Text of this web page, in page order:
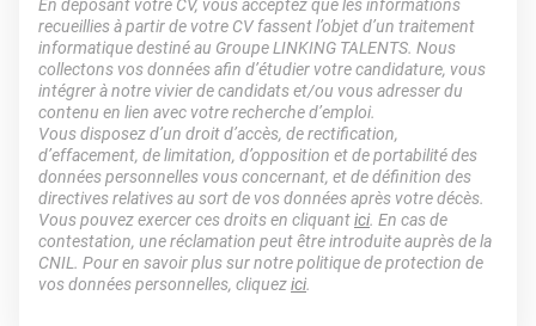
En déposant votre CV, vous acceptez que les informations
recueillies à partir de votre CV fassent l’objet d’un traitement
informatique destiné au Groupe LINKING TALENTS. Nous
collectons vos données afin d’étudier votre candidature, vous
intégrer à notre vivier de candidats et/ou vous adresser du
contenu en lien avec votre recherche d’emploi.
Vous disposez d’un droit d’accès, de rectification,
d’effacement, de limitation, d’opposition et de portabilité des
données personnelles vous concernant, et de définition des
directives relatives au sort de vos données après votre décès.
Vous pouvez exercer ces droits en cliquantici. En cas de
contestation, une réclamation peut être introduite auprès de la
CNIL. Pour en savoir plus sur notre politique de protection de
vos données personnelles, cliquezici.